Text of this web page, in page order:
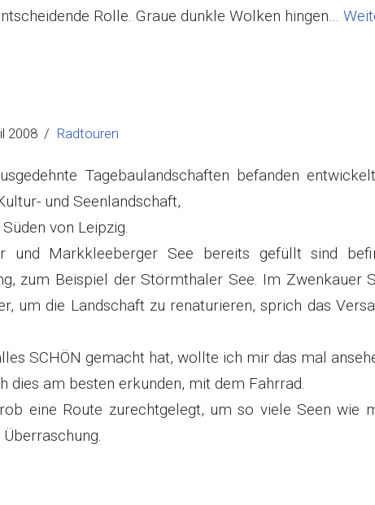
Rolle. Graue dunkle Wolken hingen…
2008 Radtouren
Tagebaulandschaften befanden
und Seenlandschaft,
von Leipzig.
und Markkleeberger See bereits gefüllt sind
zum Beispiel der Störmthaler See. Im Zwenkauer
um die Landschaft zu renaturieren, sprich das
SCHÖN gemacht hat, wollte ich mir das mal
dies am besten erkunden, mit dem Fahrrad.
eine Route zurechtgelegt, um so viele Seen wie